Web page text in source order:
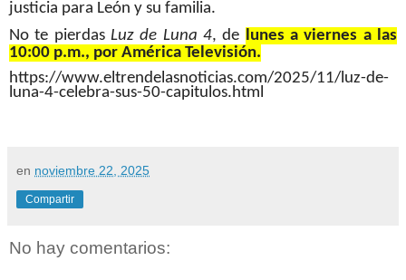
justicia para León y su familia.
No te pierdas Luz de Luna 4, de lunes a viernes a las
10:00 p.m., por América Televisión.
https://www.eltrendelasnoticias.com/2025/11/luz-de-
luna-4-celebra-sus-50-capitulos.html
en noviembre 22, 2025
Compartir
No hay comentarios: